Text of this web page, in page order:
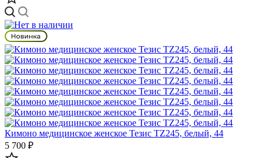
Кимоно медицинское женское Тезис TZ245, белый, 44
5 700 ₽